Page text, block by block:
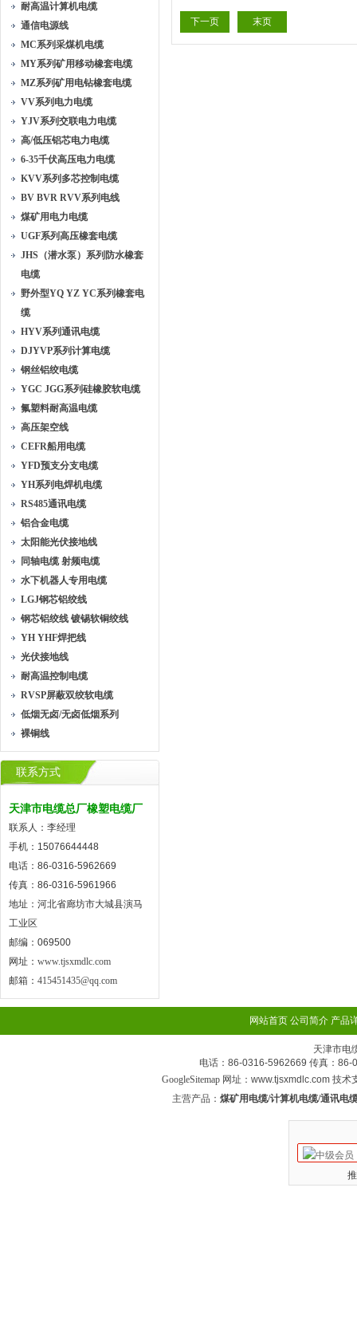
耐高温计算机电缆
通信电源线
MC系列采煤机电缆
MY系列矿用移动橡套电缆
MZ系列矿用电钻橡套电缆
VV系列电力电缆
YJV系列交联电力电缆
高/低压铝芯电力电缆
6-35千伏高压电力电缆
KVV系列多芯控制电缆
BV BVR RVV系列电线
煤矿用电力电缆
UGF系列高压橡套电缆
JHS（潜水泵）系列防水橡套
电缆
野外型YQ YZ YC系列橡套电
缆
HYV系列通讯电缆
DJYVP系列计算电缆
钢丝铝绞电缆
YGC JGG系列硅橡胶软电缆
氟塑料耐高温电缆
高压架空线
CEFR船用电缆
YFD预支分支电缆
YH系列电焊机电缆
RS485通讯电缆
铝合金电缆
太阳能光伏接地线
同轴电缆 射频电缆
水下机器人专用电缆
LGJ钢芯铝绞线
钢芯铝绞线 镀锡软铜绞线
YH YHF焊把线
光伏接地线
耐高温控制电缆
RVSP屏蔽双绞软电缆
低烟无卤/无卤低烟系列
裸铜线
联系方式
天津市电缆总厂橡塑电缆厂
联系人：李经理
手机：15076644448
电话：86-0316-5962669
传真：86-0316-5961966
地址：河北省廊坊市大城县演马
工业区
邮编：069500
网址： www.tjsxmdlc.com
邮箱： 415451435@qq.com
下一页 末页
网站首页 公司简介 产品
天津市电
电话：86-0316-5962669 传真：86-
GoogleSitemap网址：www.tjsxmdlc.com 技术
主营产品： 煤矿用电缆/计算机电缆/通讯电